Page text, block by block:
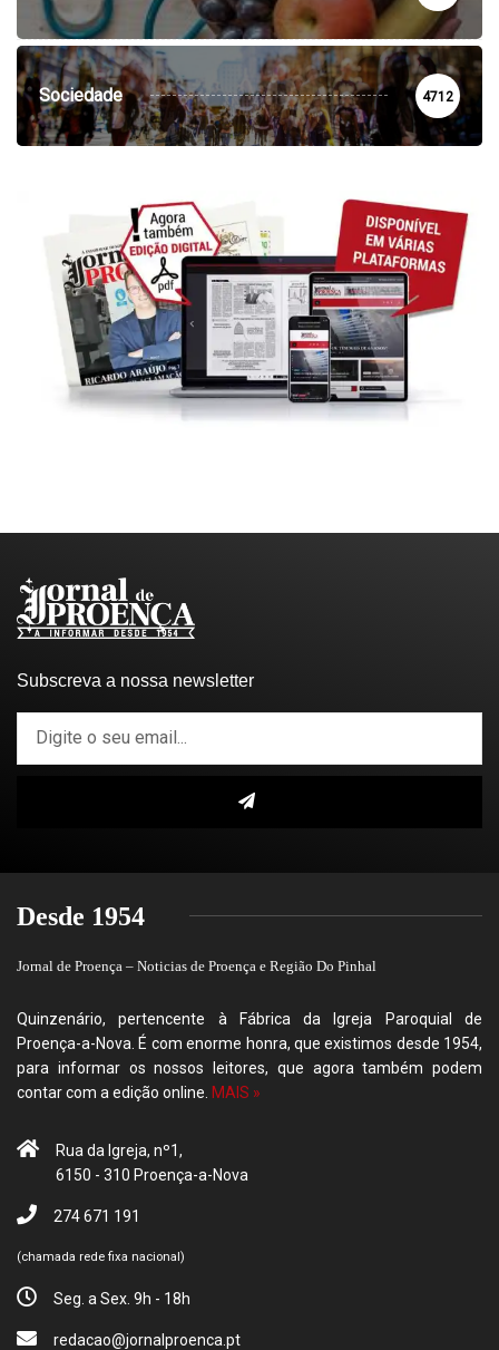
Sociedade 4712
Subscreva a nossa newsletter
Desde 1954
Jornal de Proença – Noticias de Proença e Região Do Pinhal
Quinzenário, pertencente à Fábrica da Igreja Paroquial de
Proença-a-Nova. É com enorme honra, que existimos desde 1954,
para informar os nossos leitores, que agora também podem
contar com a edição online. MAIS »
Rua da Igreja, nº1,
6150 - 310 Proença-a-Nova
274 671 191
(chamada rede fixa nacional)
Seg. a Sex. 9h - 18h
redacao@jornalproenca.pt